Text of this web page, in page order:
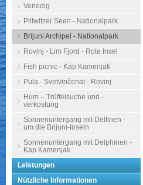
Venedig
Plitwitzer Seen - Nationalpark
Brijuni Archipel - Nationalpark
Rovinj - Lim Fjord - Rote Insel
Fish picnic - Kap Kamenjak
Pula - Svetvinčenat - Rovinj
Hum – Trüffelsuche und -
verkostung
Sonnenuntergang mit Delfinen -
um die Brijuni-Inseln
Sonnenuntergang mit Delphinen -
Kap Kamenjak
Leistungen
Nützliche Informationen